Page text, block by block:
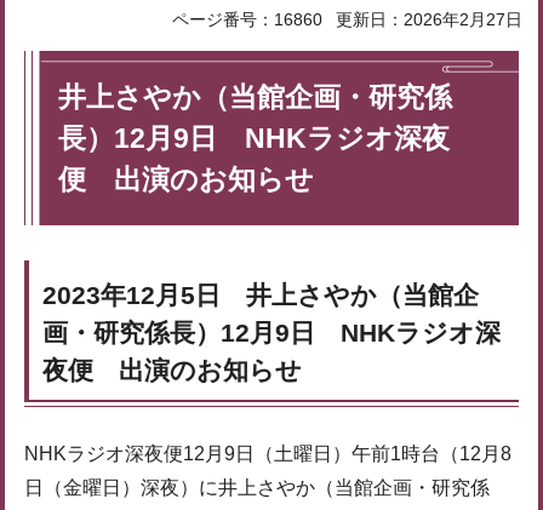
ページ番号：16860 更新日：2026年2月27日
井上さやか（当館企画・研究係
長）12月9日 NHKラジオ深夜
便 出演のお知らせ
2023年12月5日 井上さやか（当館企
画・研究係長）12月9日 NHKラジオ深
夜便 出演のお知らせ
NHKラジオ深夜便12月9日（土曜日）午前1時台（12月8
日（金曜日）深夜）に井上さやか（当館企画・研究係